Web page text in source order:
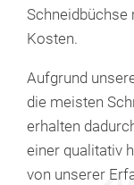
Kosten.
Aufgrund
die meisten
erhalten
einer qualitativ
von unserer